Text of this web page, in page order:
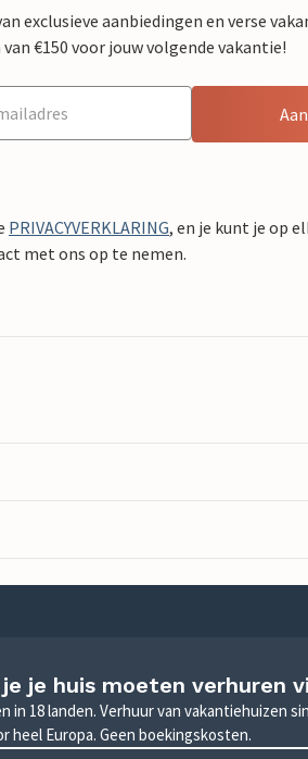
exclusieve aanbiedingen en verse
€150 voor jouw volgende vakantie!
PRIVACYVERKLARING, en je kunt je op
met ons op te nemen.
je huis moeten verhuren
in 18 landen. Verhuur van vakantiehuizen
heel Europa. Geen boekingskosten.